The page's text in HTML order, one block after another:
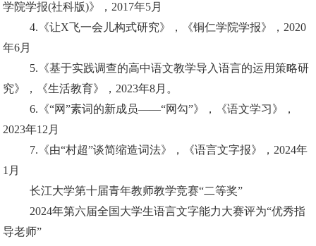
学院学报(社科版)》，2017年5月
4.《让X飞一会儿构式研究》，《铜仁学院学报》，2020
年6月
5.《基于实践调查的高中语文教学导入语言的运用策略研
究》，《生活教育》，2023年8月。
6.《“网”素词的新成员——“网勾”》，《语文学习》，
2023年12月
7.《由“村超”谈简缩造词法》，《语言文字报》，2024年
1月
长江大学第十届青年教师教学竞赛“二等奖”
2024年第六届全国大学生语言文字能力大赛评为“优秀指
导老师”